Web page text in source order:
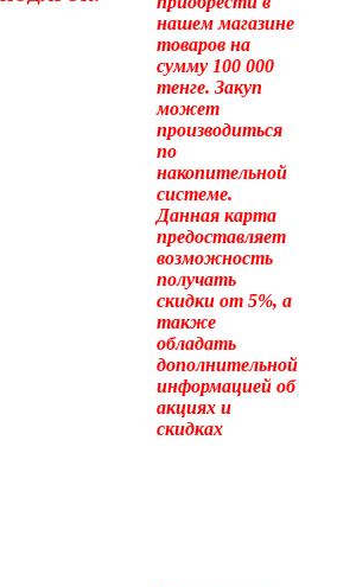
нашем магазине
товаров на
сумму 100 000
тенге. Закуп
может
производиться
по
накопительной
системе.
Данная карта
предоставляет
возможность
получать
скидки от 5%, а
также
обладать
дополнительной
информацией об
акциях и
скидках